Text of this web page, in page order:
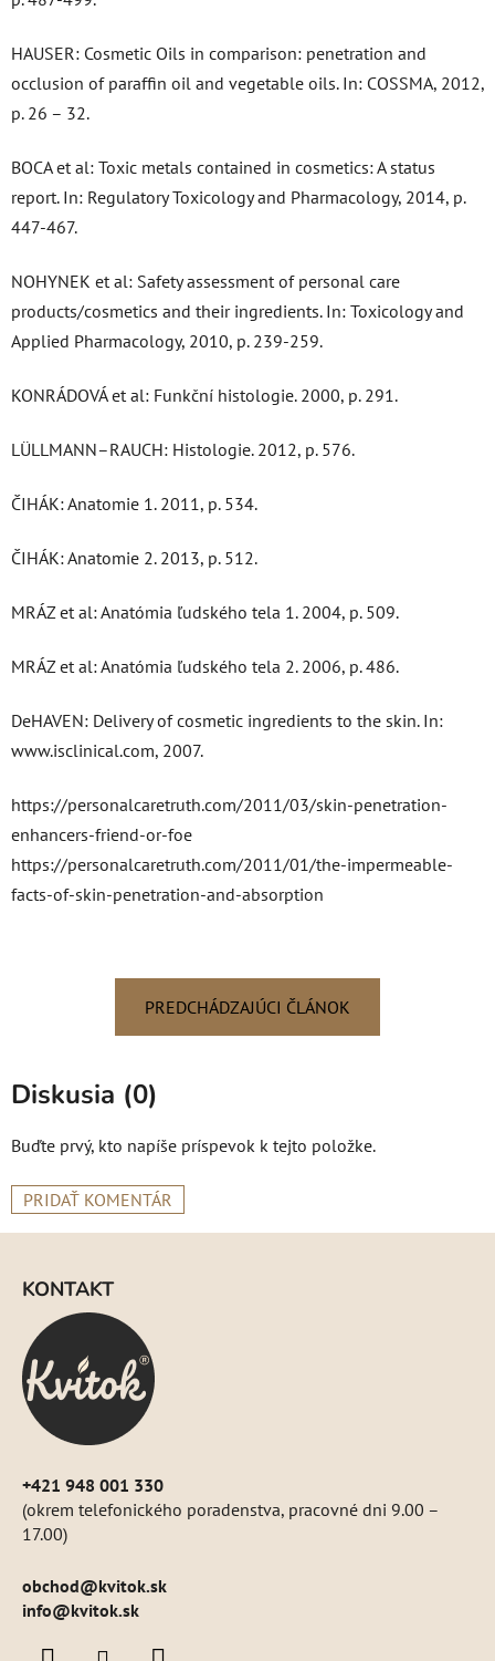
HAUSER: Cosmetic Oils in comparison: penetration and
occlusion of paraffin oil and vegetable oils. In: COSSMA, 2012,
p. 26 – 32.
BOCA et al: Toxic metals contained in cosmetics: A status
report. In: Regulatory Toxicology and Pharmacology, 2014, p.
447-467.
NOHYNEK et al: Safety assessment of personal care
products/cosmetics and their ingredients. In: Toxicology and
Applied Pharmacology, 2010, p. 239-259.
KONRÁDOVÁ et al: Funkční histologie. 2000, p. 291.
LÜLLMANN–RAUCH: Histologie. 2012, p. 576.
ČIHÁK: Anatomie 1. 2011, p. 534.
ČIHÁK: Anatomie 2. 2013, p. 512.
MRÁZ et al: Anatómia ľudského tela 1. 2004, p. 509.
MRÁZ et al: Anatómia ľudského tela 2. 2006, p. 486.
DeHAVEN: Delivery of cosmetic ingredients to the skin. In:
www.isclinical.com, 2007.
https://personalcaretruth.com/2011/03/skin-penetration-
enhancers-friend-or-foe
https://personalcaretruth.com/2011/01/the-impermeable-
facts-of-skin-penetration-and-absorption
PREDCHÁDZAJÚCI ČLÁNOK
Diskusia (0)
Buďte prvý, kto napíše príspevok k tejto položke.
PRIDAŤ KOMENTÁR
KONTAKT
+421 948 001 330
(okrem telefonického poradenstva, pracovné dni 9.00 –
17.00)
obchod@kvitok.sk
info@kvitok.sk